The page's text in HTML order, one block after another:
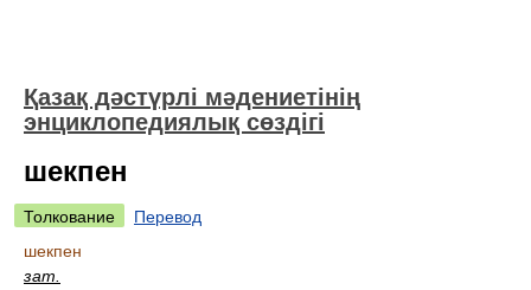
Қазақ дәстүрлі мәдениетінің
энциклопедиялық сөздігі
шекпен
Толкование
Перевод
шекпен
зат.